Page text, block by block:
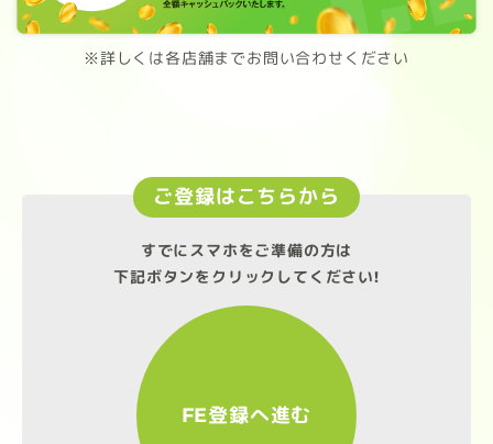
※詳しくは各店舗までお問い合わせください
ご登録はこちらから
すでにスマホをご準備の方は
下記ボタンをクリックしてください!
FE登録へ進む